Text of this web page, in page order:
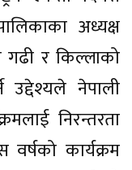
अध्यक्ष
गढी र किल्लाको
उद्देश्यले नेपाली
निरन्तरता
कार्यक्रम